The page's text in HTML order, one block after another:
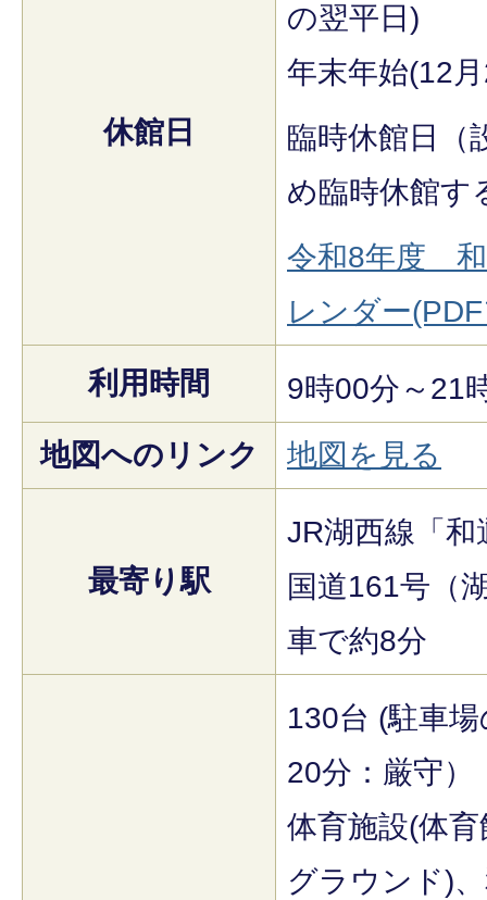
休館日
の翌平日)
年末年始(12
臨時休館日（
め臨時休館す
令和8年度
レンダー
利用時間
9時00分～21
地図へのリンク
地図を見る
最寄り駅
JR湖西線「和
国道161号（
車で約8分
130台 (駐車
20分：厳守）
体育施設(体
グラウンド)